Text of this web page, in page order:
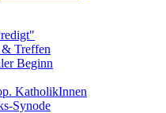
Treffen
Beginn
KatholikInnen
Synode